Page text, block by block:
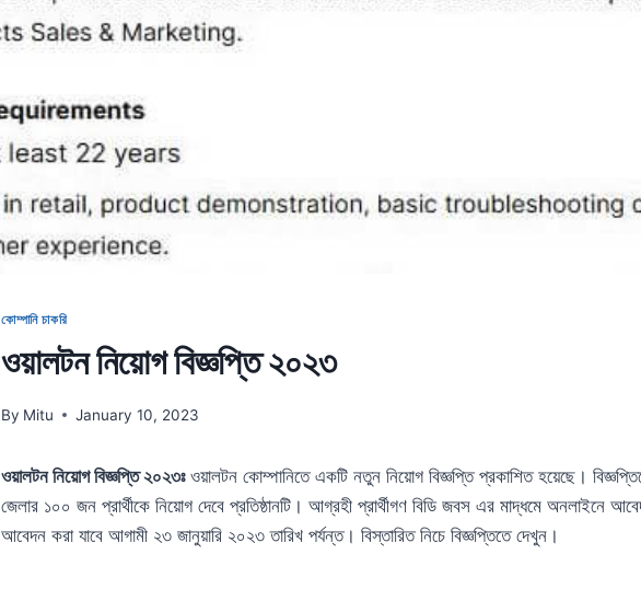
কোম্পানি চাকরি
ওয়ালটন নিয়োগ বিজ্ঞপ্তি ২০২৩
By Mitu January 10, 2023
ওয়ালটন নিয়োগ বিজ্ঞপ্তি ২০২৩ঃওয়ালটন কোম্পানিতে একটি নতুন নিয়োগ বিজ্ঞপ্তি প্রকাশিত হয়েছে।
জেলার ১০০ জন প্রার্থীকে নিয়োগ দেবে প্রতিষ্ঠানটি। আগ্রহী প্রার্থীগণ বিডি জবস এর মাদ্ধমে অনলাইনে
আবেদন করা যাবে আগামী ২৩ জানুয়ারি ২০২৩ তারিখ পর্যন্ত। বিস্তারিত নিচে বিজ্ঞপ্তিতে দেখুন।